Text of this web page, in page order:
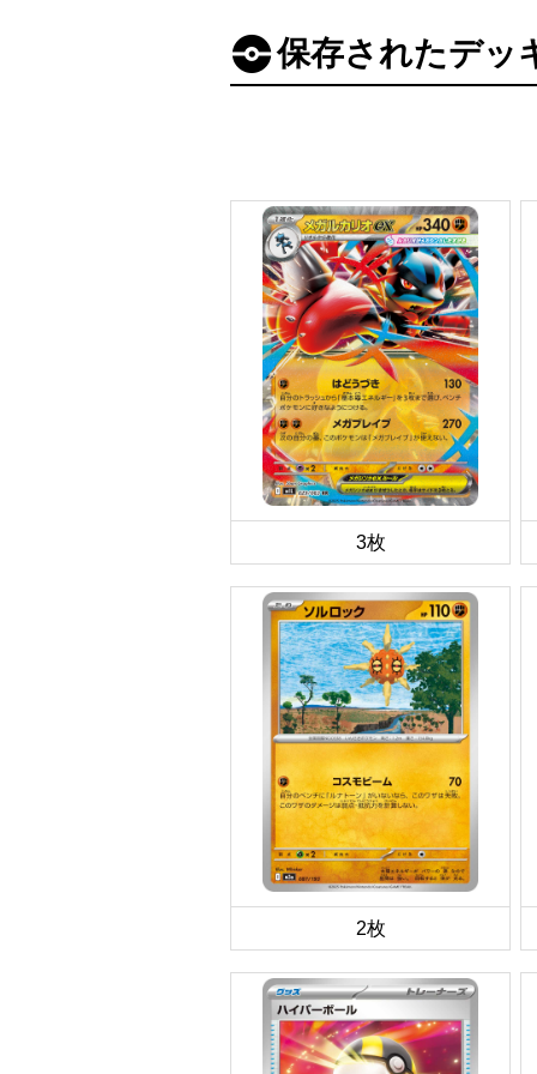
保存されたデッ
3枚
2枚